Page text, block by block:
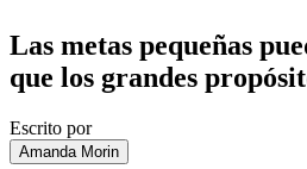
Las metas pequeñas
que los grandes
Escrito por
Amanda Morin